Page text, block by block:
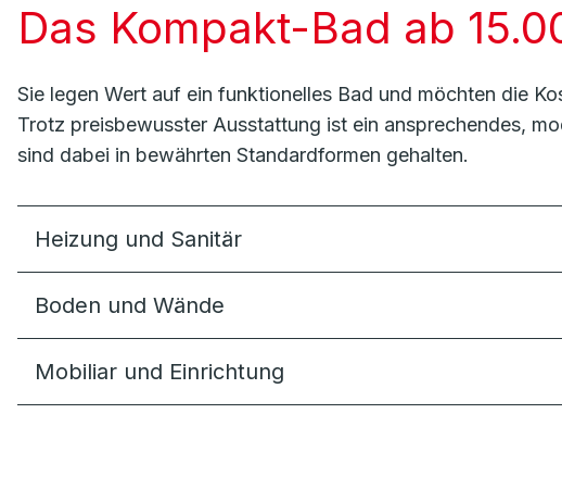
Das Kompakt-Bad ab
Sie legen Wert auf ein funktionelles Bad und möchten die
Trotz preisbewusster Ausstattung ist ein ansprechendes,
sind dabei in bewährten Standardformen gehalten.
Heizung und Sanitär
Boden und Wände
Mobiliar und Einrichtung